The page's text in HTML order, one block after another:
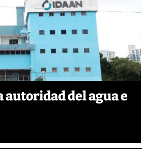
del agua e